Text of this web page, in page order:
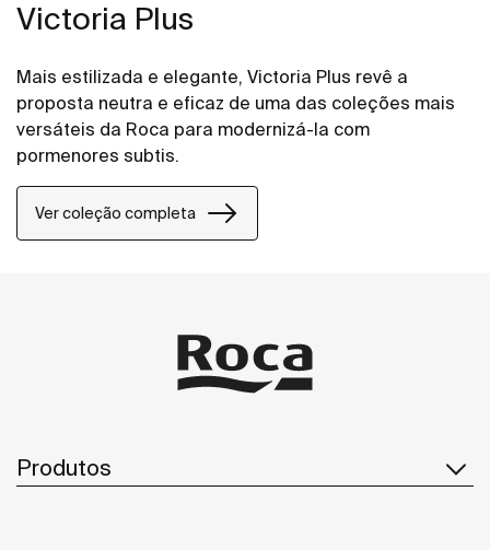
Victoria Plus
Mais estilizada e elegante, Victoria Plus revê a
proposta neutra e eficaz de uma das coleções mais
versáteis da Roca para modernizá-la com
pormenores subtis.
Ver coleção completa
Produtos